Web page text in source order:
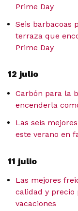
Prime Day
Seis barbacoas
terraza que
Prime Day
12 julio
Carbón para la
encenderla
Las seis
este verano en
11 julio
Las mejores
calidad y precio
vacaciones